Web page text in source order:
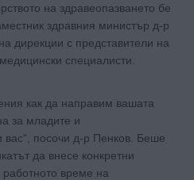
на здравеопазването бе
здравния министър д-р
дирекции с представители на
специалисти.
как да направим вашата
за младите и
вас“, посочи д-р Пенков. Беше
да внесе конкретни
време на